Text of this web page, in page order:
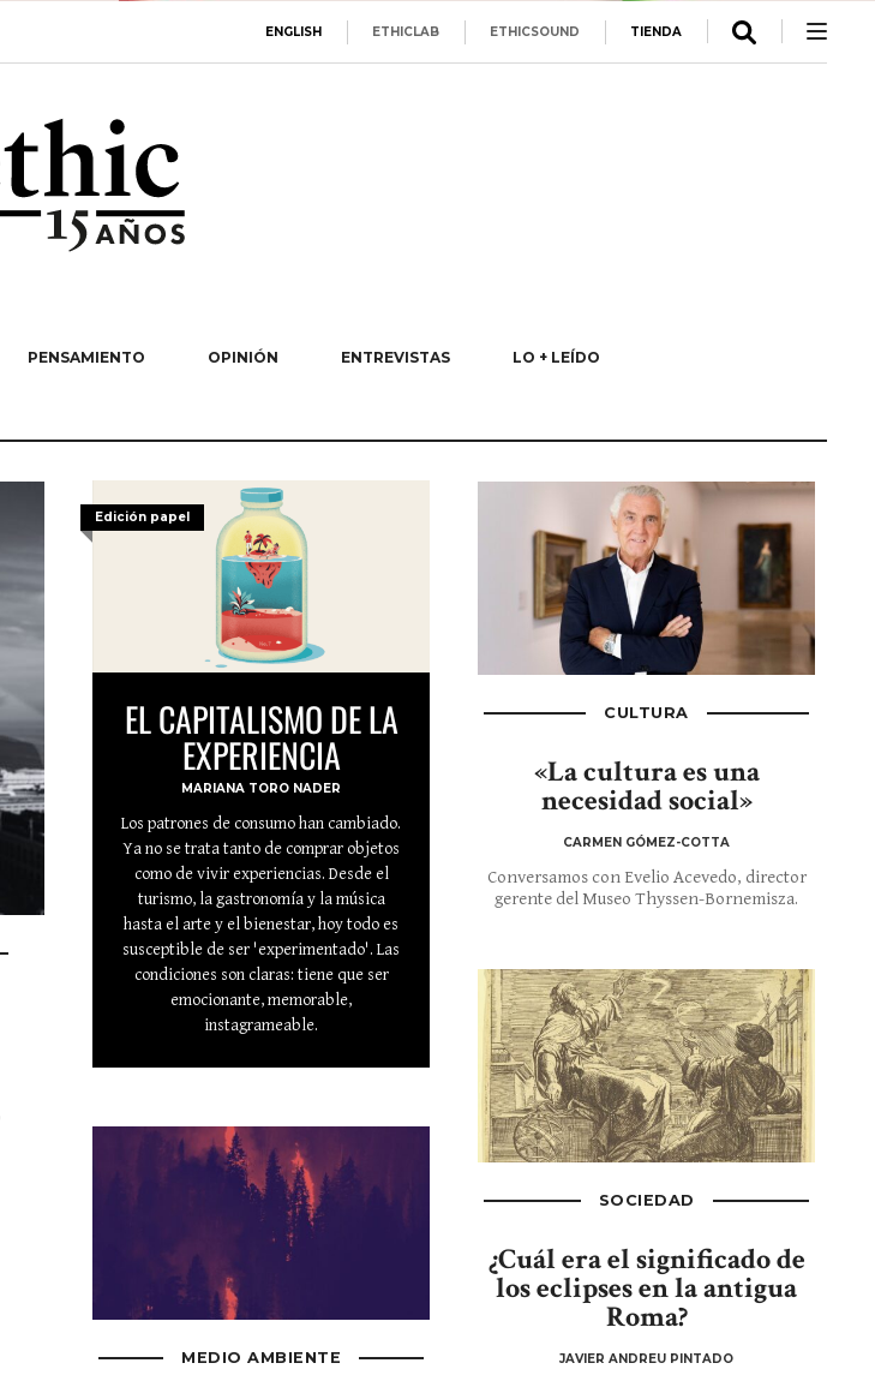
ENGLISH ETHICLAB ETHICSOUND TIENDA
PENSAMIENTO OPINIÓN ENTREVISTAS LO + LEÍDO
Edición papel
EL CAPITALISMO DE LA
EXPERIENCIA
MARIANA TORO NADER
Los patrones de consumo han cambiado.
Ya no se trata tanto de comprar objetos
como de vivir experiencias. Desde el
turismo, la gastronomía y la música
hasta el arte y el bienestar, hoy todo es
susceptible de ser 'experimentado'. Las
condiciones son claras: tiene que ser
emocionante, memorable,
instagrameable.
MEDIO AMBIENTE
CULTURA
«La cultura es una
necesidad social»
CARMEN GÓMEZ-COTTA
Conversamos con Evelio Acevedo, director
gerente del Museo Thyssen-Bornemisza.
SOCIEDAD
¿Cuál era el significado de
los eclipses en la antigua
Roma?
JAVIER ANDREU PINTADO